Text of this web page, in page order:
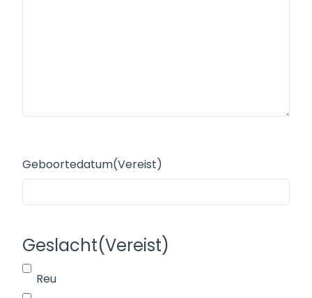
Geboortedatum(Vereist)
Geslacht(Vereist)
Reu